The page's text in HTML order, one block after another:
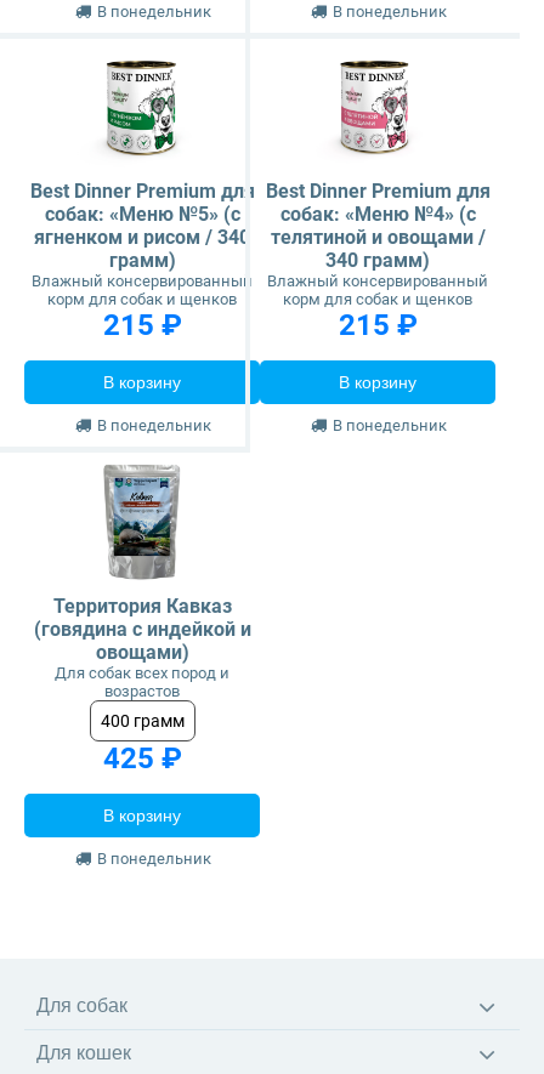
В понедельник В понедельник
Best Dinner Premium для
собак: «Меню №5» (с
ягненком и рисом / 340
грамм)
Влажный консервированный
корм для собак и щенков
215 ₽
В корзину
В понедельник
Best Dinner Premium для
собак: «Меню №4» (с
телятиной и овощами /
340 грамм)
Влажный консервированный
корм для собак и щенков
215 ₽
В корзину
В понедельник
Территория Кавказ
(говядина с индейкой и
овощами)
Для собак всех пород и
возрастов
400 грамм
425 ₽
В корзину
В понедельник
Для собак
Ветеринарные диеты
Для кошек